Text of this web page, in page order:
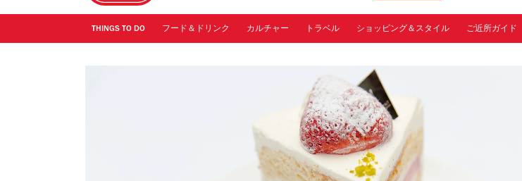
THINGS TO DO フード＆ドリンク カルチャー トラベル ショッピング＆スタイル ご近所ガイド